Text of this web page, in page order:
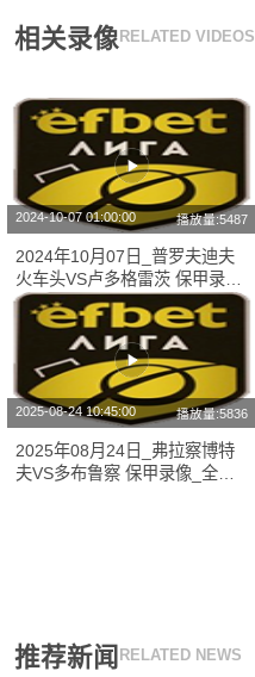
相关录像 RELATED VIDEOS
2024-10-07 01:00:00 播放量:5487
2024年10月07日_普罗夫迪夫
火车头VS卢多格雷茨 保甲录像
_高清录像【全场回放】
2025-08-24 10:45:00 播放量:5836
2025年08月24日_弗拉察博特
夫VS多布鲁察 保甲录像_全场
推荐新闻 RELATED NEWS